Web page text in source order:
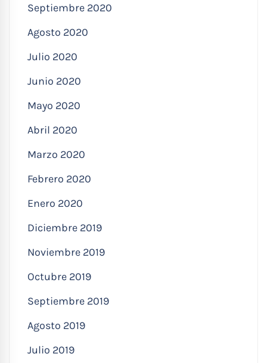
Septiembre 2020
Agosto 2020
Julio 2020
Junio 2020
Mayo 2020
Abril 2020
Marzo 2020
Febrero 2020
Enero 2020
Diciembre 2019
Noviembre 2019
Octubre 2019
Septiembre 2019
Agosto 2019
Julio 2019